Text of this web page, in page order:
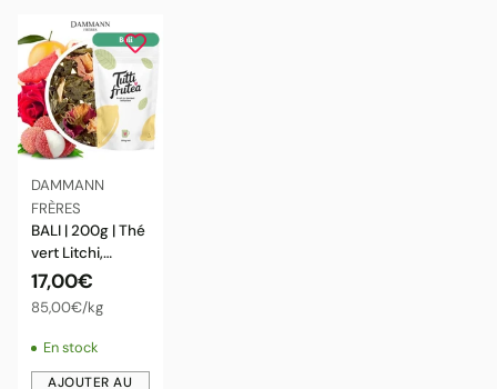
DAMMANN
FRÈRES
BALI | 200g | Thé
vert Litchi,
Pamplemousse
et Rose |
DAMMANN
17,00€
Prix
85,00€/
par kg
En stock
AJOUTER AU